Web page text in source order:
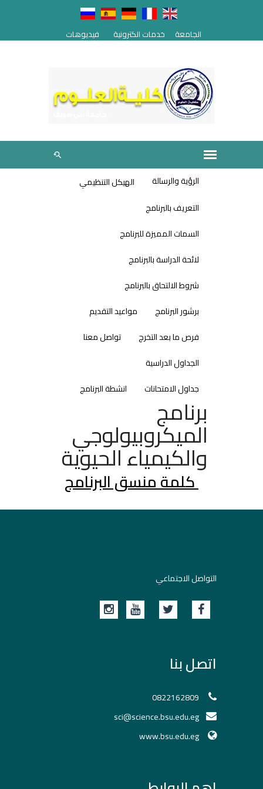
الجامعة خدمات الكترونية فيديوهات
الرؤية والرسالة
الهيكل التنظيمي
التعريف بالبرنامج
السمات المميزة للبرنامج
لائحة الدراسة بالبرنامج
شروط الالتحاق بالبرنامج
برشور البرنامج
مواعيد التقديم
فرص ما بعد التخرج
تواصل معنا
الجداول الدراسية
جداول الامتحانات
انشطة البرنامج
برنامج
الميكروبيولوجي
والكيمياء الحيوية
كلمة منسق البرنامج
التواصل الاجتماعي
اتصل بنا
0822162809
sci@science.bsu.edu.eg
www.bsu.edu.eg